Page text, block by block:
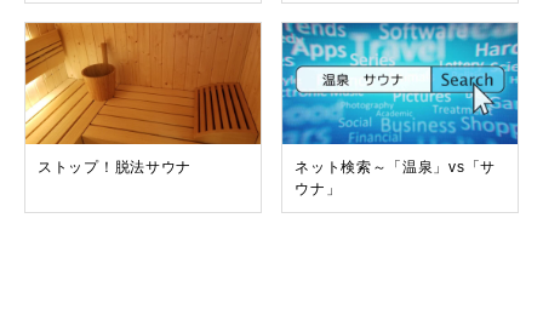
ストップ！脱法サウナ
ネット検索～「温泉」vs「サ
ウナ」